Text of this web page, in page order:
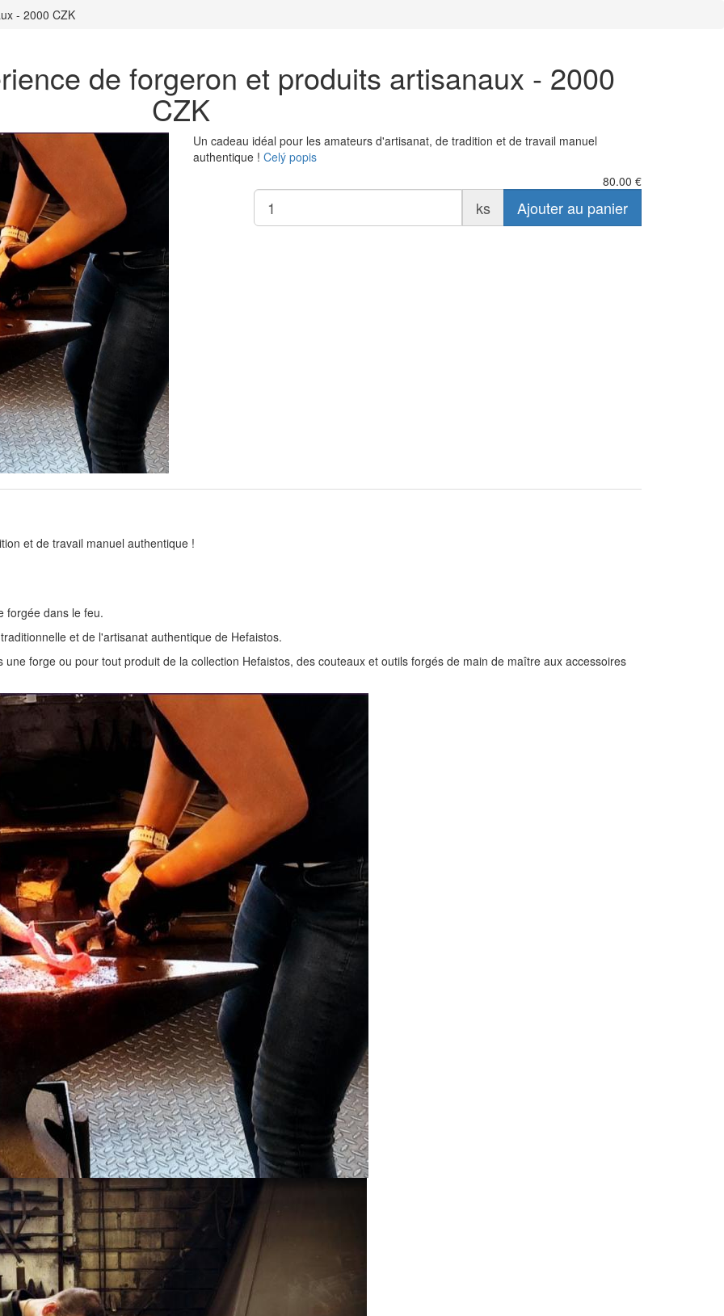
- 2000 CZK
de forgeron et produits artisanaux - 2000
CZK
Un cadeau idéal pour les amateurs d'artisanat, de tradition et de travail manuel
authentique ! Celý popis
80.00 €
ks Ajouter au panier
et de travail manuel authentique !
forgée dans le feu.
et de l'artisanat authentique de Hefaistos.
forge ou pour tout produit de la collection Hefaistos, des couteaux et outils forgés de main de maître aux accessoires